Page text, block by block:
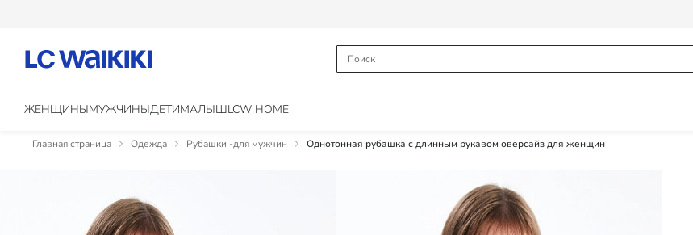
ЖЕНЩИНЫМУЖЧИНЫДЕТИМАЛЫШLCW HOME
Главная страница Одежда Рубашки -для мужчин Однотонная рубашка с длинным рукавом оверсайз для женщин